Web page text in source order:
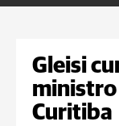
Gleisi
ministro
Curitiba